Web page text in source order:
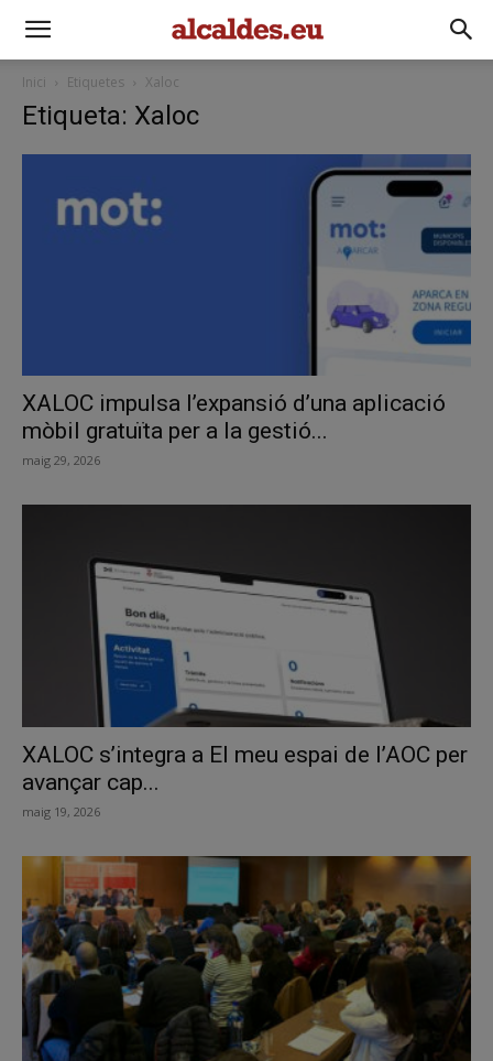
Inici Etiquetes Xaloc
Etiqueta: Xaloc
XALOC impulsa l’expansió d’una aplicació
mòbil gratuïta per a la gestió...
maig 29, 2026
XALOC s’integra a El meu espai de l’AOC per
avançar cap...
maig 19, 2026